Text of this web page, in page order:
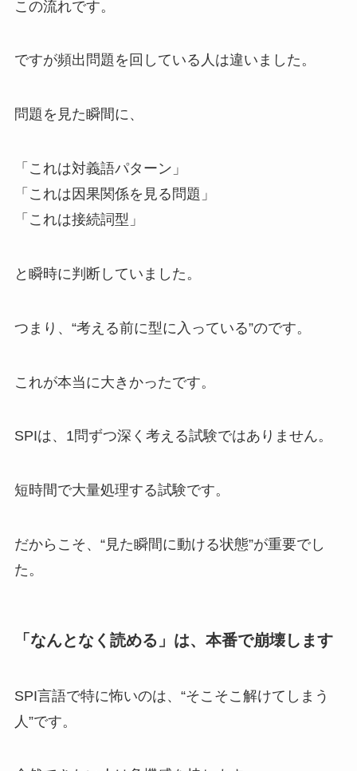
この流れです。
ですが頻出問題を回している人は違いました。
問題を見た瞬間に、
「これは対義語パターン」
「これは因果関係を見る問題」
「これは接続詞型」
と瞬時に判断していました。
つまり、“考える前に型に入っている”のです。
これが本当に大きかったです。
SPIは、1問ずつ深く考える試験ではありません。
短時間で大量処理する試験です。
だからこそ、“見た瞬間に動ける状態”が重要でし
た。
「なんとなく読める」は、本番で崩壊します
SPI言語で特に怖いのは、“そこそこ解けてしまう
人”です。